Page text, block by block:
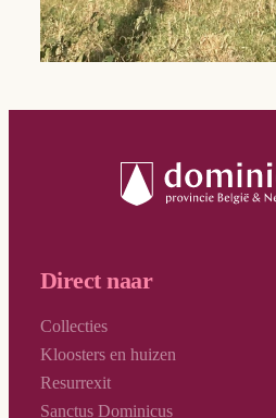
Direct naar
Collecties
Kloosters en huizen
Resurrexit
Sanctus Dominicus